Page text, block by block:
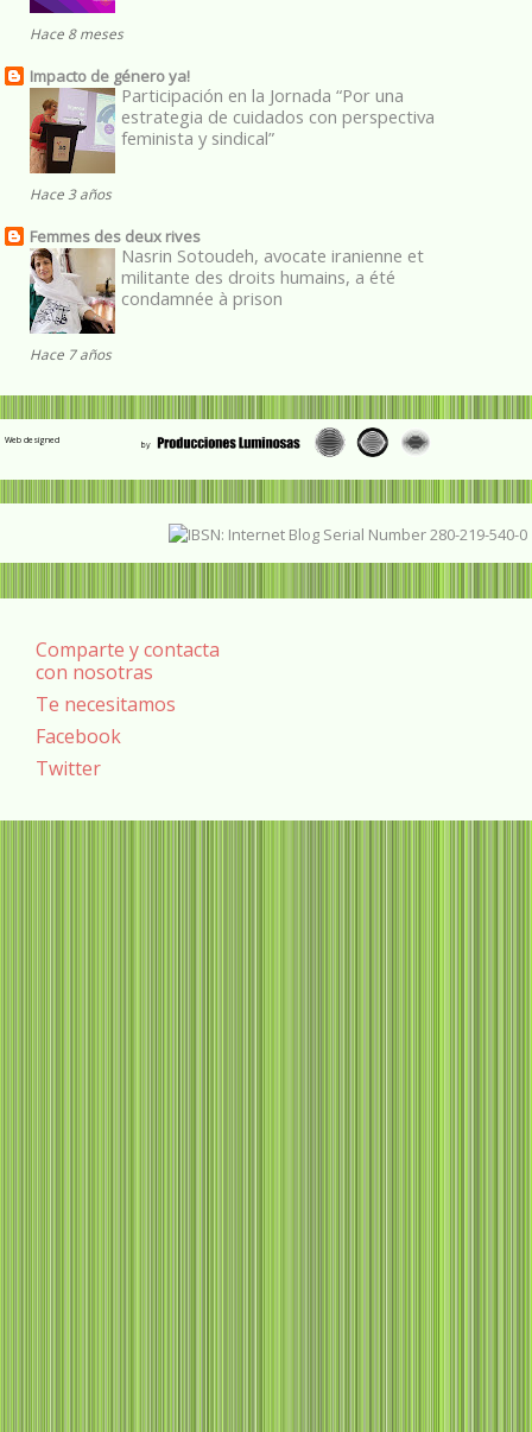
Hace 8 meses
Impacto de género ya!
Participación en la Jornada “Por una
estrategia de cuidados con perspectiva
feminista y sindical”
Hace 3 años
Femmes des deux rives
Nasrin Sotoudeh, avocate iranienne et
militante des droits humains, a été
condamnée à prison
Hace 7 años
Web designed
Comparte y contacta
con nosotras
Te necesitamos
Facebook
Twitter